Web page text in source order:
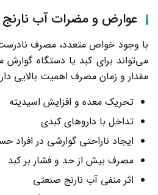
عوارض و مضرات آب نارنج
با وجود خواص متعدد، مصرف نادرست
می‌تواند برای کبد یا دستگاه
مقدار و زمان مصرف اهمیت بالایی
تحریک معده و افزایش اسیدیته
تداخل با داروهای کبدی
ایجاد ناراحتی گوارشی در افراد
مصرف بیش از حد و فشار بر کبد
اثر منفی آب نارنج صنعتی